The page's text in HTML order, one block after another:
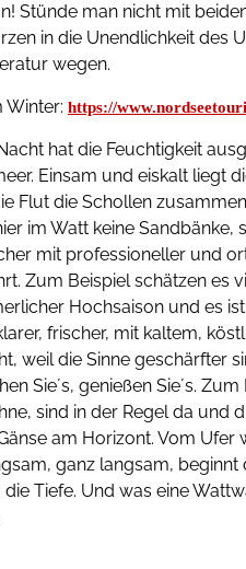
Stünde man nicht mit
in die Unendlichkeit des
wegen.
Winter: https://
hat die Feuchtigkeit
Einsam und eiskalt liegt
Flut die Schollen
im Watt keine
mit professioneller und
Zum Beispiel schätzen es
Hochsaison und es
frischer, mit kaltem,
weil die Sinne geschärfter
Sie´s, genießen Sie´s.
sind in der Regel da und
am Horizont. Vom
ganz langsam,
die Tiefe. Und was eine